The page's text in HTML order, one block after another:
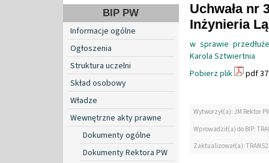
BIP PW
Informacje ogólne
Ogłoszenia
Struktura uczelni
Skład osobowy
Władze
Wewnętrzne akty prawne
Dokumenty ogólne
Dokumenty Rektora PW
Uchwała nr
Inżynieria
w sprawie
Karola Sztwiertnia
Pobierz plik
pdf
Wytworzył(a): JM Rektor
Wprowadził(a) do BIP:
Zaktualizował(a):